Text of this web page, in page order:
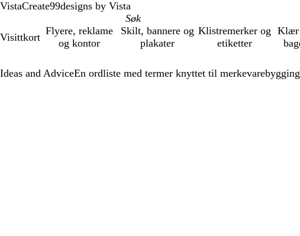
VistaCreate99designs by Vista
Visittkort
Flyere, reklame
og kontor
Skilt, bannere og
plakater
Klistremerker og
etiketter
Klær
Ideas and AdviceEn ordliste med termer knyttet til